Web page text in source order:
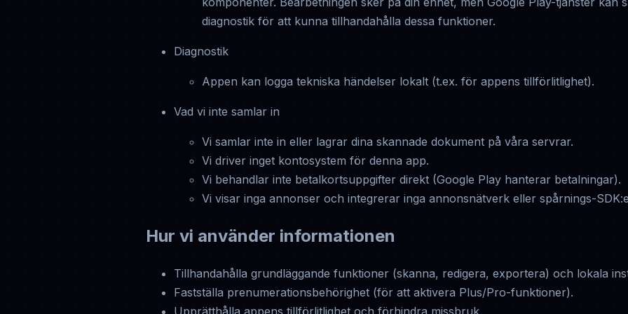
diagnostik för att kunna tillhandahålla dessa funktioner.
Diagnostik
Appen kan logga tekniska händelser lokalt (t.ex. för appens tillförlitlighet).
Vad vi inte samlar in
Vi samlar inte in eller lagrar dina skannade dokument på våra servrar.
Vi driver inget kontosystem för denna app.
Vi behandlar inte betalkortsuppgifter direkt (Google Play hanterar betalningar).
Vi visar inga annonser och integrerar inga annonsnätverk eller spårnings-
Hur vi använder informationen
Tillhandahålla grundläggande funktioner (skanna, redigera, exportera) och lokala
Fastställa prenumerationsbehörighet (för att aktivera Plus/Pro-funktioner).
Upprätthålla appens tillförlitlighet och förhindra missbruk.